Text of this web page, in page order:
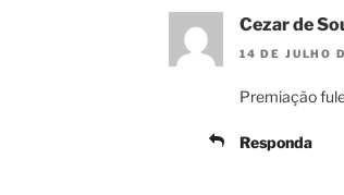
Cezar de
14 DE JULHO
Premiação
Responda